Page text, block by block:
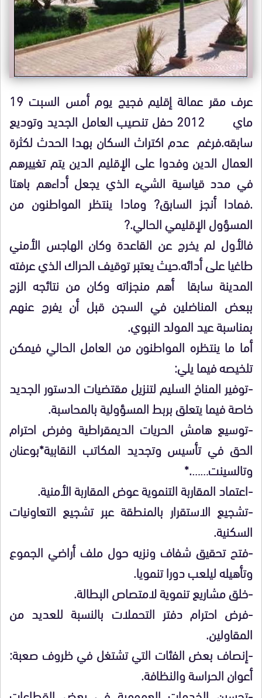
عرف مقر عمالة إقليم فجيج يوم أمس السبت 19
ماي 2012 حفل تنصيب العامل الجديد وتوديع
سابقه.فرغم عدم اكتراث السكان بهدا الحدث لكثرة
العمال الدين وفدوا على الإقليم الدين يتم تغييرهم
في مدد قياسية الشيء الذي يجعل أداءهم باهتا
.فمادا أنجز السابق? ومادا ينتظر المواطنون من
المسؤول الإقليمي الحالي.?
فالأول لم يخرج عن القاعدة وكان الهاجس الأمني
طاغيا على أدائه.حيث يعتبر توقيف الحراك الذي عرفته
المدينة سابقا أهم منجزاته وكان من نتائجه الزج
ببعض المناضلين في السجن قبل أن يفرج عنهم
بمناسبة عيد المولد النبوي.
أما ما ينتظره المواطنون من العامل الحالي فيمكن
تلخيصه فيما يلي:
-توفير المناخ السليم لتنزيل مقتضيات الدستور الجديد
خاصة فيما يتعلق بربط المسؤولية بالمحاسبة.
-توسيع هامش الحريات الديمقراطية وفرض احترام
الحق في تأسيس وتجديد المكاتب النقابية*بوعنان
وتالسينت…….*
-اعتماد المقاربة التنموية عوض المقاربة الأمنية.
-تشجيع الاستقرار بالمنطقة عبر تشجيع التعاونيات
السكنية.
-فتح تحقيق شفاف ونزيه حول ملف أراضي الجموع
وتأهيله ليلعب دورا تنمويا.
-خلق مشاريع تنموية لامتصاص البطالة.
-فرض احترام دفتر التحملات بالنسبة للعديد من
المقاولين.
-إنصاف بعض الفئات التي تشتغل في ظروف صعبة:
أعوان الحراسة والنظافة.